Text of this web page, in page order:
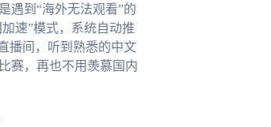
遇到“海外无法观看”的
速”模式，系统自动推
播间，听到熟悉的中文
赛，再也不用羡慕国内